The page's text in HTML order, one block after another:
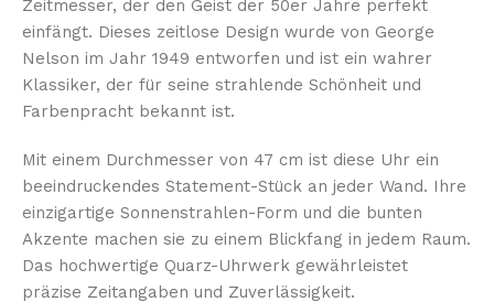
Zeitmesser, der den Geist der 50er Jahre perfekt
einfängt. Dieses zeitlose Design wurde von George
Nelson im Jahr 1949 entworfen und ist ein wahrer
Klassiker, der für seine strahlende Schönheit und
Farbenpracht bekannt ist.
Mit einem Durchmesser von 47 cm ist diese Uhr ein
beeindruckendes Statement-Stück an jeder Wand. Ihre
einzigartige Sonnenstrahlen-Form und die bunten
Akzente machen sie zu einem Blickfang in jedem Raum.
Das hochwertige Quarz-Uhrwerk gewährleistet
präzise Zeitangaben und Zuverlässigkeit.